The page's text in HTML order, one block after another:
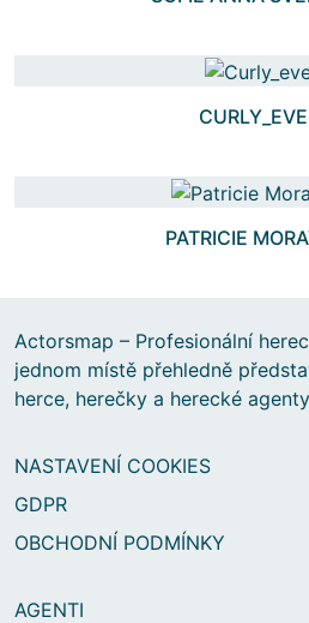
PATRICIE
Actorsmap – Profesionální
jednom místě přehledně
herce, herečky a herecké
NASTAVENÍ COOKIES
GDPR
OBCHODNÍ PODMÍNKY
AGENTI